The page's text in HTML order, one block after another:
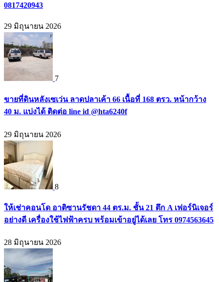
0817420943
29 มิถุนายน 2026
7
ขายที่ดินหลังเซเว่น ลาดปลาเค้า 66 เนื้อที่ 168 ตรว. หน้ากว้าง
40 ม. แบ่งได้ ติดต่อ line id @hta6240f
29 มิถุนายน 2026
8
ให้เช่าคอนโด อาติซานรัชดา 44 ตร.ม. ชั้น 21 ตึก A เฟอร์นิเจอร์
อย่างดี เครื่องใช้ไฟฟ้าครบ พร้อมเข้าอยู่ได้เลย โทร 0974563645
28 มิถุนายน 2026